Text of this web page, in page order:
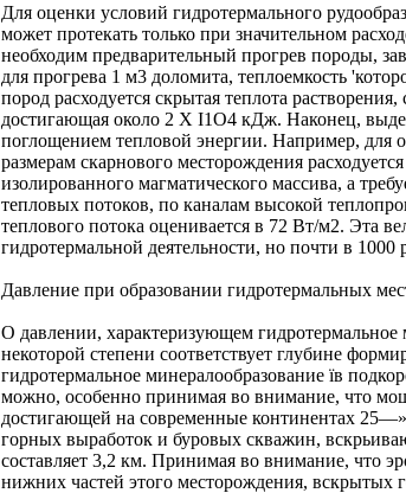
Для оценки условий гидротермального
может протекать только при значительном
необходим предварительный прогрев породы,
для прогрева 1 м3 доломита, теплоемкость
пород расходуется скрытая теплота
достигающая около 2 X I1O4 кДж. Наконец,
поглощением тепловой энергии. Например, для
размерам скарнового месторождения
изолированного магматического массива, а
тепловых потоков, по каналам высокой
теплового потока оценивается в 72 Вт/м2. Эта
гидротермальной деятельности, но почти в
Давление при образовании гидротермальных
О давлении, характеризующем
некоторой степени соответствует глубине
гидротермальное минералообразование їв
можно, особенно принимая во внимание, что
достигающей на современные континентах
горных выработок и буровых скважин,
составляет 3,2 км. Принимая во внимание, что
нижних частей этого месторождения,